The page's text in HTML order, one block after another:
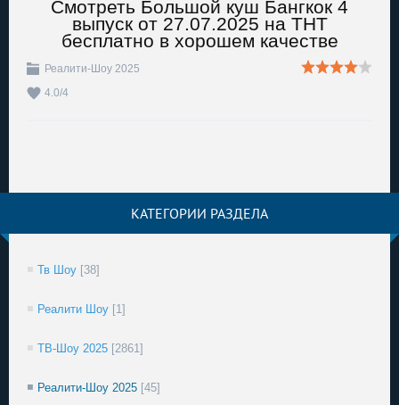
Смотреть Большой куш Бангкок 4
выпуск от 27.07.2025 на ТНТ
бесплатно в хорошем качестве
Реалити-Шоу 2025
4.0/4
КАТЕГОРИИ РАЗДЕЛА
Тв Шоу [38]
Реалити Шоу [1]
ТВ-Шоу 2025 [2861]
Реалити-Шоу 2025 [45]